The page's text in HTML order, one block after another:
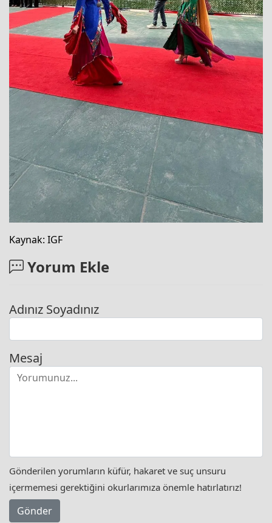
Kaynak: IGF
Yorum Ekle
Adınız Soyadınız
Mesaj
Gönderilen yorumların küfür, hakaret ve suç unsuru
içermemesi gerektiğini okurlarımıza önemle hatırlatırız!
Gönder